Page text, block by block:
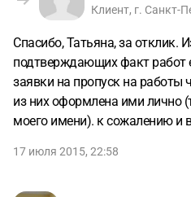
Клиент, г. Санкт-
Спасибо, Татьяна, за отклик.
подтверждающих факт работ
заявки на пропуск на работы
из них оформлена ими лично
моего имени). к сожалению и
17 июля 2015, 22:58